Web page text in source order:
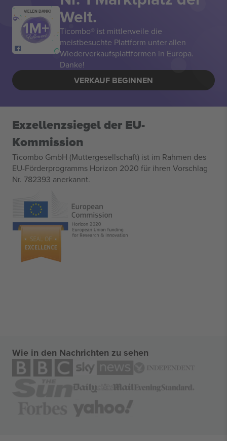
VIELEN DANK! Welt.
Ticombo® ist mittlerweile die
meistbesuchte Plattform unter allen
Wiederverkaufsplattformen in Europa.
Danke!
VERKAUF BEGINNEN
Exzellenzsiegel der EU-
Kommission
Ticombo GmbH (Muttergesellschaft) ist im Rahmen des
EU-Förderprogramms Horizon 2020 für ihren Vorschlag
Nr. 782393 anerkannt.
Wie in den Nachrichten zu sehen